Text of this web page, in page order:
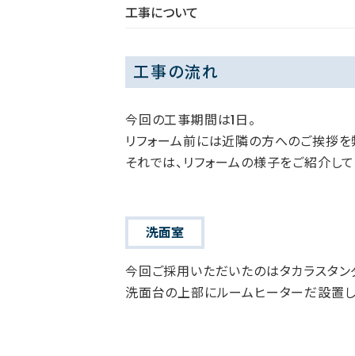
工事について
工事の流れ
今回の工事期間は1日。
リフォーム前には近隣の方へのご挨拶を
それでは、リフォームの様子をご紹介して
洗面室
今回ご採用いただいたのはタカラスタン
洗面台の上部にルームヒーターだ設置